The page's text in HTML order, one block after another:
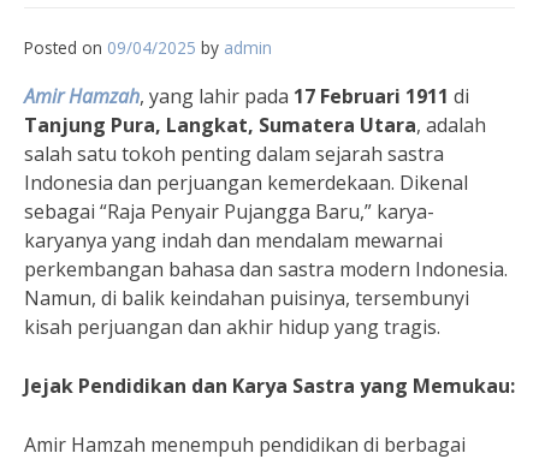
Posted on 09/04/2025 by admin
Amir Hamzah, yang lahir pada 17 Februari 1911 di
Tanjung Pura, Langkat, Sumatera Utara, adalah
salah satu tokoh penting dalam sejarah sastra
Indonesia dan perjuangan kemerdekaan. Dikenal
sebagai “Raja Penyair Pujangga Baru,” karya-
karyanya yang indah dan mendalam mewarnai
perkembangan bahasa dan sastra modern Indonesia.
Namun, di balik keindahan puisinya, tersembunyi
kisah perjuangan dan akhir hidup yang tragis.
Jejak Pendidikan dan Karya Sastra yang Memukau:
Amir Hamzah menempuh pendidikan di berbagai